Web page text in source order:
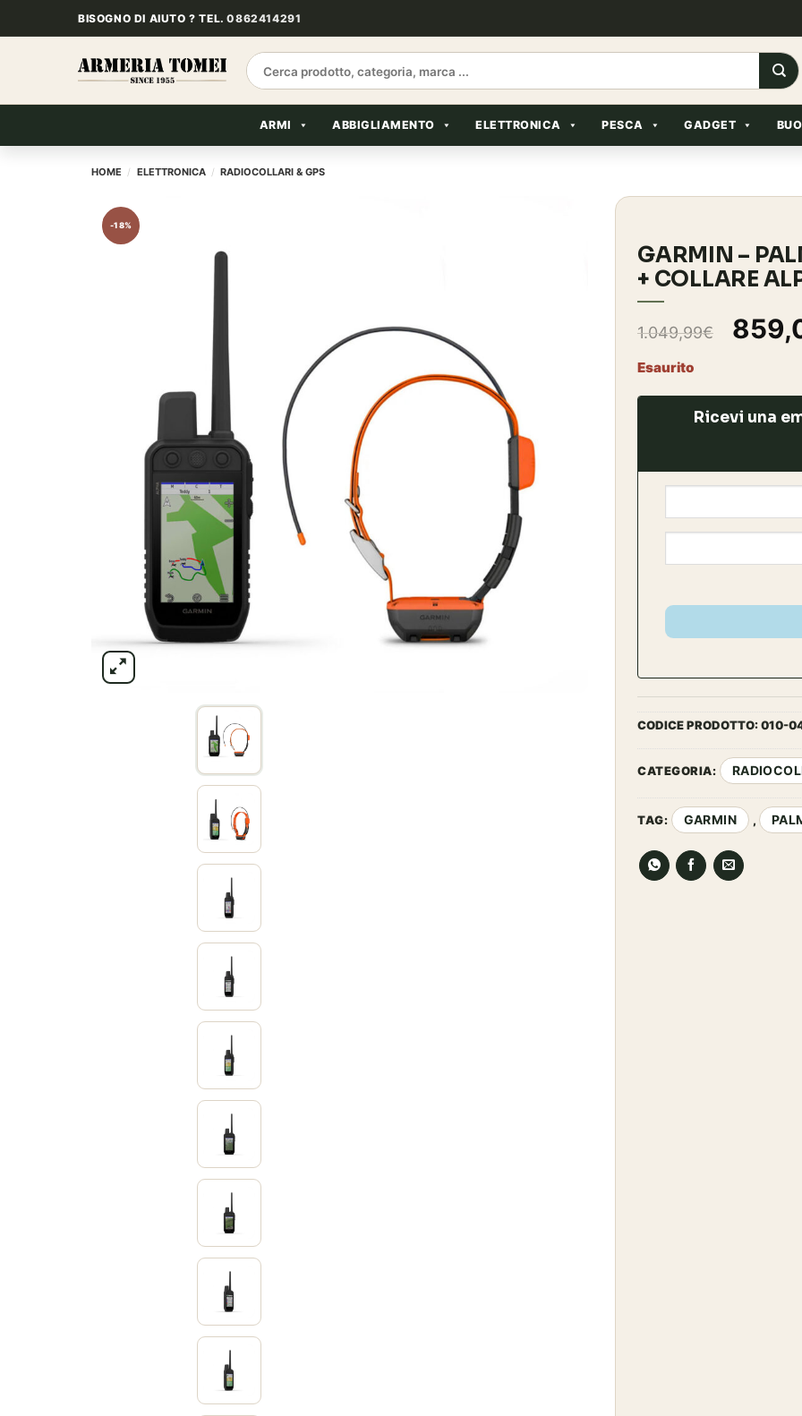
BISOGNO DI AIUTO ? TEL.0862414291
Cerca:
ARMI ABBIGLIAMENTO ELETTRONICA PESCA GADGET
HOME / ELETTRONICA / RADIOCOLLARI & GPS
-18%
GARMIN –
+ COLLARE
1.049,99€
Il
era:
Esaurito
Ricevi una
CODICE PRODOTTO:010-
CATEGORIA:
TAG: GARMIN ,